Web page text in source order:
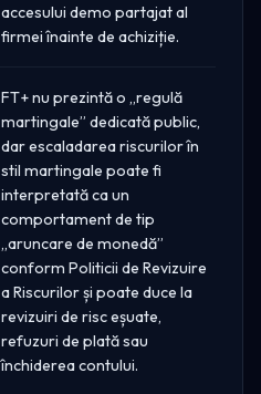
accesului demo partajat al
firmei înainte de achiziție.
FT+ nu prezintă o „regulă
martingale” dedicată public,
dar escaladarea riscurilor în
stil martingale poate fi
interpretată ca un
comportament de tip
„aruncare de monedă”
conform Politicii de Revizuire
a Riscurilor și poate duce la
revizuiri de risc eșuate,
refuzuri de plată sau
închiderea contului.